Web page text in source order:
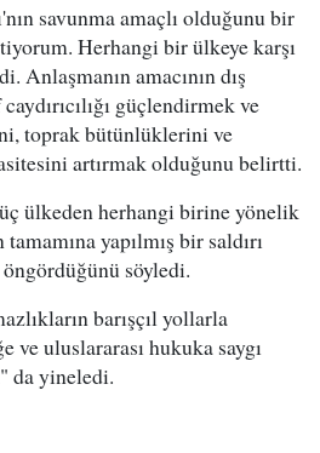
savunma amaçlı olduğunu bir
Herhangi bir ülkeye karşı
amacının dış
güçlendirmek ve
toprak bütünlüklerini ve
artırmak olduğunu belirtti.
ülkeden herhangi birine yönelik
yapılmış bir saldırı
söyledi.
barışçıl yollarla
ve uluslararası hukuka saygı
da yineledi.